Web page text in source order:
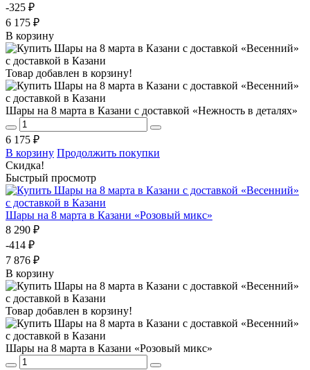
-325 ₽
6 175 ₽
В корзину
Товар добавлен в корзину!
Шары на 8 марта в Казани с доставкой «Нежность в деталях»
6 175 ₽
В корзину Продолжить покупки
Скидка!
Быстрый просмотр
Шары на 8 марта в Казани «Розовый микс»
8 290 ₽
-414 ₽
7 876 ₽
В корзину
Товар добавлен в корзину!
Шары на 8 марта в Казани «Розовый микс»